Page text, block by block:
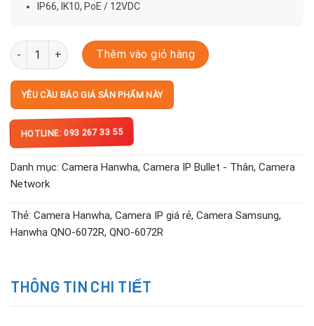
IP66, IK10, PoE / 12VDC
QNO-6072R số lượngThêm vào giỏ hàng
YÊU CẦU BÁO GIÁ SẢN PHẨM NÀY
HOTLINE: 093 267 33 55
Danh mục: Camera Hanwha, Camera IP Bullet - Thân, Camera
Network
Thẻ: Camera Hanwha, Camera IP giá rẻ, Camera Samsung,
Hanwha QNO-6072R, QNO-6072R
THÔNG TIN CHI TIẾT